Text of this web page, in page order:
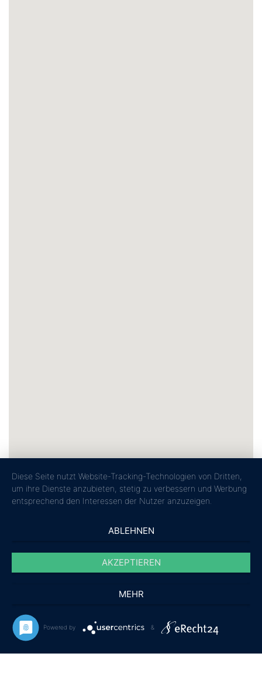
Diese Seite nutzt Website-Tracking-Technologien von Dritten,
um ihre Dienste anzubieten, stetig zu verbessern und Werbung
entsprechend den Interessen der Nutzer anzuzeigen.
ABLEHNEN
AKZEPTIEREN
MEHR
Powered by &